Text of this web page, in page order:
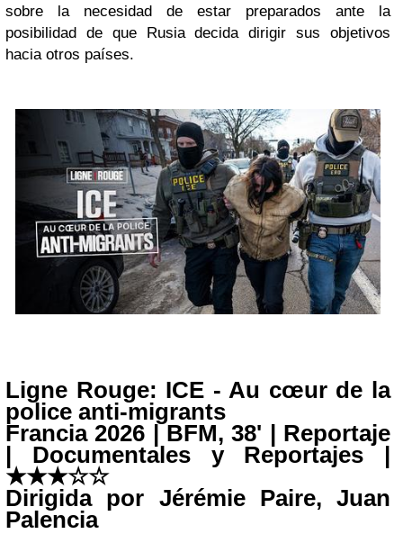
sobre la necesidad de estar preparados ante la
posibilidad de que Rusia decida dirigir sus objetivos
hacia otros países.
Ligne Rouge: ICE - Au cœur de la
police anti-migrants
Francia 2026 | BFM, 38' | Reportaje
| Documentales y Reportajes |
★★★☆☆
Dirigida por Jérémie Paire, Juan
Palencia